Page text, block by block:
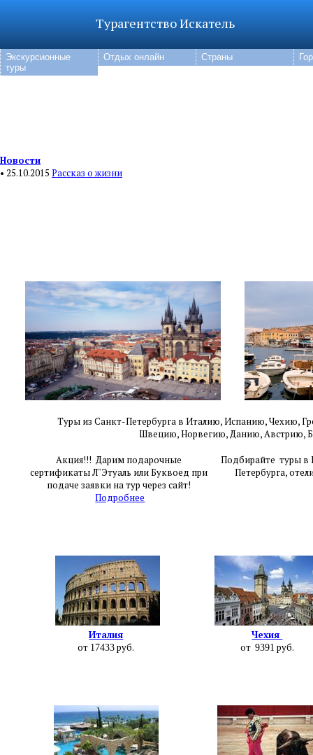
Турагентство Искатель
Экскурсионные
туры
Отдых онлайн Страны
Новости
• 25.10.2015 Рассказ о жизни
Туры из Санкт-Петербурга в Италию, Испанию, Чехию,
Швецию,Норвегию, Данию, Австрию,
Акция!!! Дарим подарочные
сертификаты Л"Этуаль или Буквоед при
подаче заявки на тур через сайт!
Подробнее
Подбирайте туры в
Петербурга,
Италия
от 17433 руб.
Чехия
от 9391 руб.